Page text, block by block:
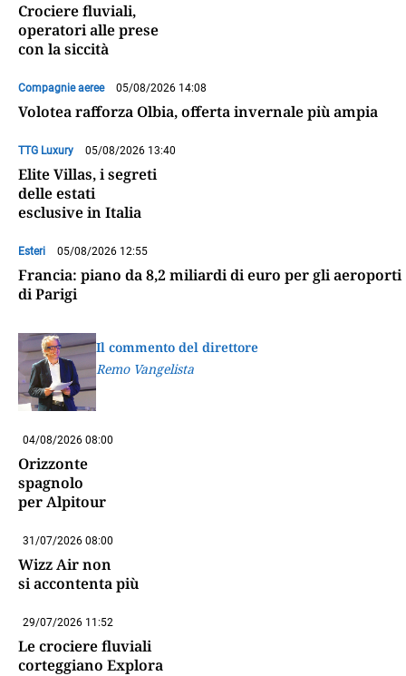
Crociere fluviali,
operatori alle prese
con la siccità
Compagnie aeree 05/08/2026 14:08
Volotea rafforza Olbia, offerta invernale più ampia
TTG Luxury 05/08/2026 13:40
Elite Villas, i segreti
delle estati
esclusive in Italia
Esteri 05/08/2026 12:55
Francia: piano da 8,2 miliardi di euro per gli aeroporti
di Parigi
Il commento del direttore
Remo Vangelista
04/08/2026 08:00
Orizzonte
spagnolo
per Alpitour
31/07/2026 08:00
Wizz Air non
si accontenta più
29/07/2026 11:52
Le crociere fluviali
corteggiano Explora